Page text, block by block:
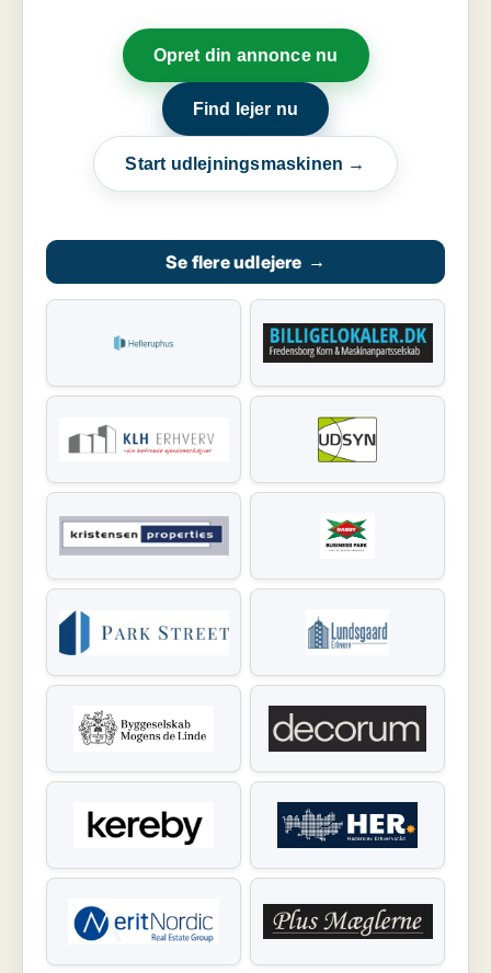
Opret din annonce nu
Find lejer nu
Start udlejningsmaskinen →
Se flere udlejere →